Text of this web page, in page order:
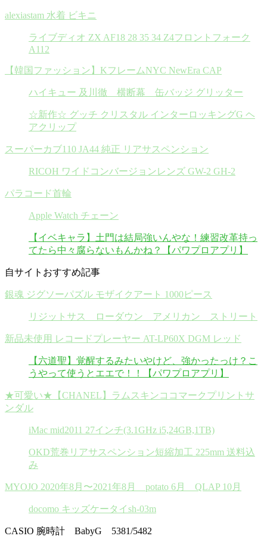
alexiastam 水着 ビキニ
ライブディオ ZX AF18 28 35 34 Z4フロントフォーク
A112
【韓国ファッション】KフレームNYC NewEra CAP
ハイキュー 及川徹 横断幕 缶バッジ グリッター
☆新作☆ グッチ クリスタル インターロッキングG ヘ
アクリップ
スーパーカブ110 JA44 純正 リアサスペンション
RICOH ワイドコンバージョンレンズ GW-2 GH-2
パラコード首輪
Apple Watch チェーン
【イベキャラ】土門は結局強いんやな！練習改革持っ
てたら中々腐らないもんかね？【パワプロアプリ】
自サイトおすすめ記事
銀魂 ジグソーパズル モザイクアート 1000ピース
リジットサス ローダウン アメリカン ストリート
新品未使用 レコードプレーヤー AT-LP60X DGM レッド
【六道聖】覚醒するみたいやけど、強かったっけ？こ
うやって使うとエエで！！【パワプロアプリ】
★可愛い★【CHANEL】ラムスキンココマークプリントサ
ンダル
iMac mid2011 27インチ(3.1GHz i5,24GB,1TB)
OKD荒巻リアサスペンション短縮加工 225mm 送料込
み
MYOJO 2020年8月〜2021年8月 potato 6月 QLAP 10月
docomo キッズケータイsh-03m
CASIO 腕時計 BabyG 5381/5482